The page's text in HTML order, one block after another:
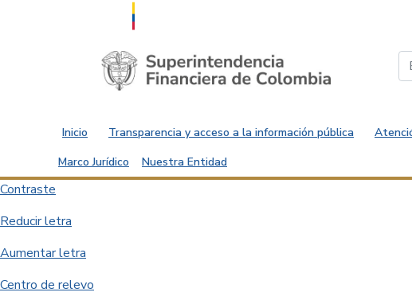
Saltar al contenido principal
Inicio Transparencia y acceso a la información pública
Marco Jurídico
Nuestra Entidad
Contraste
Reducir letra
Aumentar letra
Centro de relevo